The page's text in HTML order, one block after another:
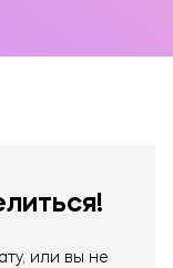
или вы не